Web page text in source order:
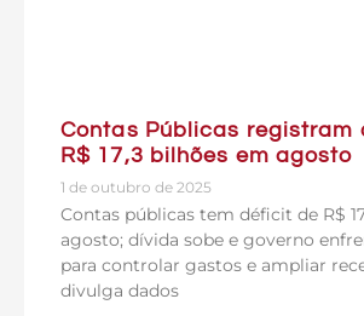
Contas Públicas registram
R$ 17,3 bilhões em agosto
1 de outubro de 2025
Contas públicas tem déficit de R$
agosto; dívida sobe e governo
para controlar gastos e ampliar
divulga dados